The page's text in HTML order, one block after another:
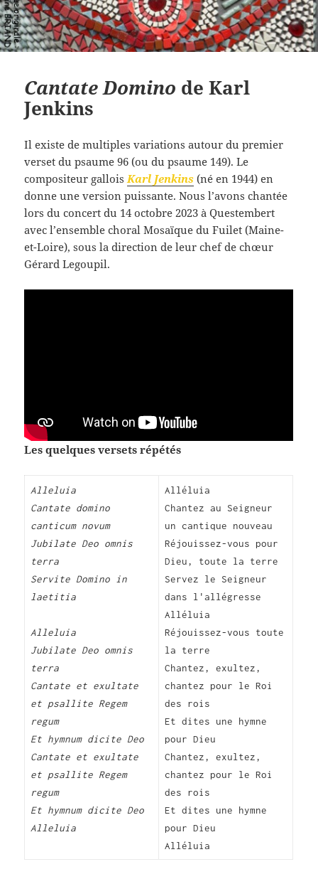
Cantate Domino de Karl
Jenkins
Il existe de multiples variations autour du premier
verset du psaume 96 (ou du psaume 149). Le
compositeur galloisKarl Jenkins (né en 1944) en
donne une version puissante. Nous l’avons chantée
lors du concert du 14 octobre 2023 à Questembert
avec l’ensemble choral Mosaïque du Fuilet (Maine-
et-Loire), sous la direction de leur chef de chœur
Gérard Legoupil.
Les quelques versets répétés
Alleluia
Cantate domino
canticum novum
Jubilate Deo omnis
terra
Servite Domino in
laetitia
Alleluia
Jubilate Deo omnis
terra
Cantate et exultate
et psallite Regem
regum
Et hymnum dicite Deo
Cantate et exultate
et psallite Regem
regum
Et hymnum dicite Deo
Alleluia
Alléluia
Chantez au Seigneur
un cantique nouveau
Réjouissez-vous pour
Dieu, toute la terre
Servez le Seigneur
dans l'allégresse
Alléluia
Réjouissez-vous toute
la terre
Chantez, exultez,
chantez pour le Roi
des rois
Et dites une hymne
pour Dieu
Chantez, exultez,
chantez pour le Roi
des rois
Et dites une hymne
pour Dieu
Alléluia